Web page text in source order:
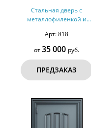
Стальная дверь с
металлофиленкой и
7011 (тип №3)
Арт: 818
от35 000 руб.
ПРЕДЗАКАЗ